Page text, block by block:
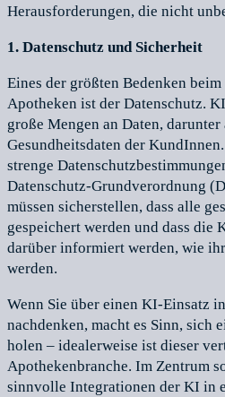
Herausforderungen, die nicht
1. Datenschutz und Sicherheit
Eines der größten Bedenken
Apotheken ist der Datenschutz.
große Mengen an Daten, darunter
Gesundheitsdaten der
strenge
Datenschutz-Grundverordnung
müssen sicherstellen, dass alle
gespeichert werden und dass die
darüber informiert werden, wie
werden.
Wenn Sie über einen KI-Einsatz
nachdenken, macht es Sinn, sich
holen – idealerweise ist dieser
Apothekenbranche. Im Zentrum
sinnvolle Integrationen der KI in